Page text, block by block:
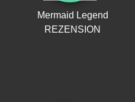
Mermaid Legend
REZENSION